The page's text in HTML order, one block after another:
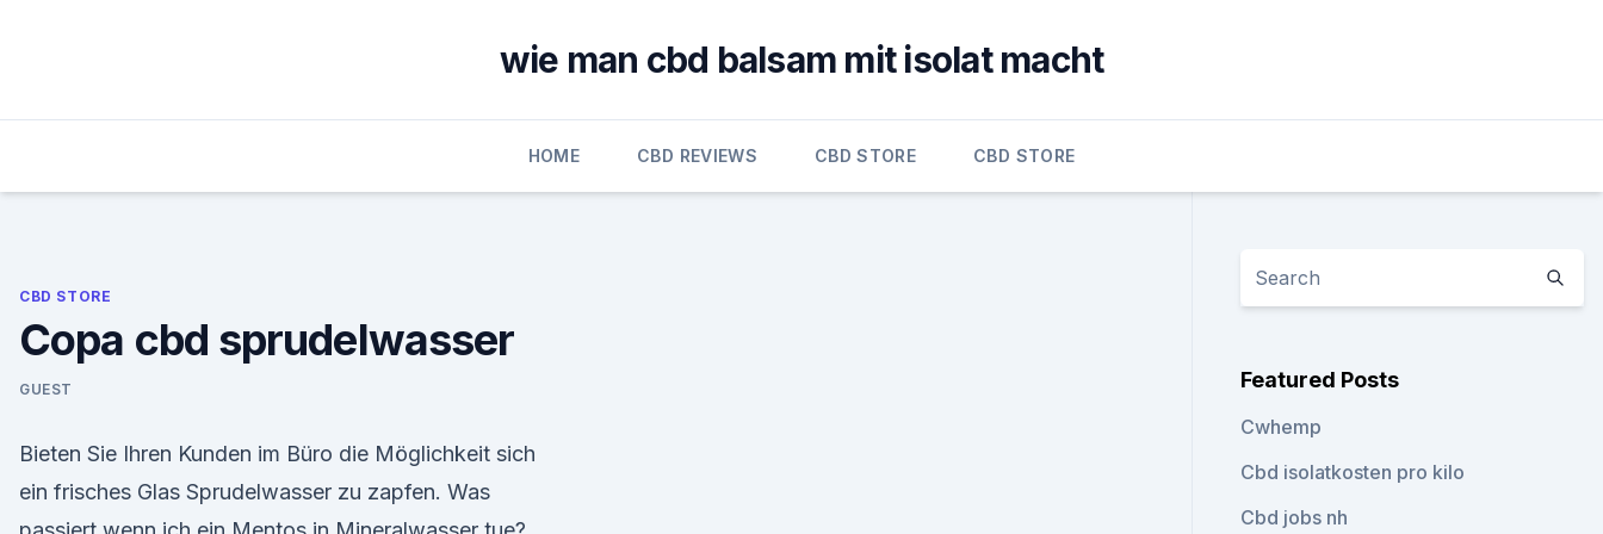
wie man cbd balsam mit isolat macht
HOME CBD REVIEWS CBD STORE CBD STORE
CBD STORE
Copa cbd sprudelwasser
GUEST
Bieten Sie Ihren Kunden im Büro die Möglichkeit sich
ein frisches Glas Sprudelwasser zu zapfen. Was
Featured Posts
Cwhemp
Cbd isolatkosten pro kilo
Cbd jobs nh